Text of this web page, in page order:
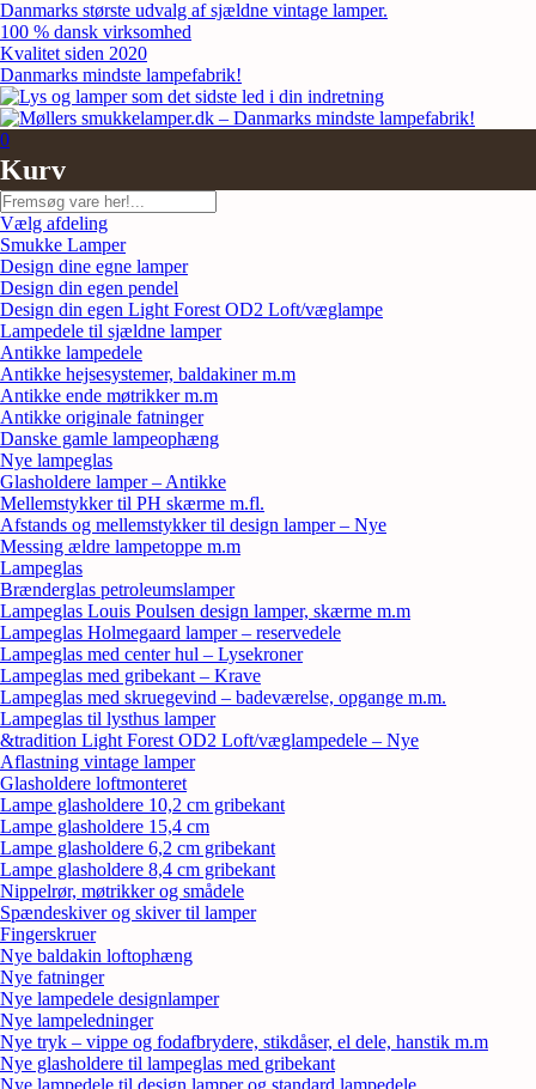
Skip
to
content
Danmarks største udvalg af sjældne vintage lamper.
100 % dansk virksomhed
Kvalitet siden 2020
Danmarks mindste lampefabrik!
0
Kurv
Søg
Vælg afdeling
Smukke Lamper
Design dine egne lamper
Design din egen pendel
Design din egen Light Forest OD2 Loft/væglampe
Lampedele til sjældne lamper
Antikke lampedele
Antikke hejsesystemer, baldakiner m.m
Antikke ende møtrikker m.m
Antikke originale fatninger
Danske gamle lampeophæng
Nye lampeglas
Glasholdere lamper – Antikke
Mellemstykker til PH skærme m.fl.
Afstands og mellemstykker til design lamper – Nye
Messing ældre lampetoppe m.m
Lampeglas
Brænderglas petroleumslamper
Lampeglas Louis Poulsen design lamper, skærme m.m
Lampeglas Holmegaard lamper – reservedele
Lampeglas med center hul – Lysekroner
Lampeglas med gribekant – Krave
Lampeglas med skruegevind – badeværelse, opgange m.m.
Lampeglas til lysthus lamper
&tradition Light Forest OD2 Loft/væglampedele – Nye
Aflastning vintage lamper
Glasholdere loftmonteret
Lampe glasholdere 10,2 cm gribekant
Lampe glasholdere 15,4 cm
Lampe glasholdere 6,2 cm gribekant
Lampe glasholdere 8,4 cm gribekant
Nippelrør, møtrikker og smådele
Spændeskiver og skiver til lamper
Fingerskruer
Nye baldakin loftophæng
Nye fatninger
Nye lampedele designlamper
Nye lampeledninger
Nye tryk – vippe og fodafbrydere, stikdåser, el dele, hanstik m.m
Nye glasholdere til lampeglas med gribekant
Nye lampedele til design lamper og standard lampedele